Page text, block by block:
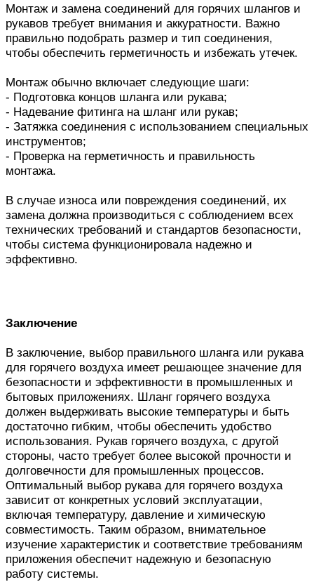
Монтаж и замена соединений для горячих шлангов и
рукавов требует внимания и аккуратности. Важно
правильно подобрать размер и тип соединения,
чтобы обеспечить герметичность и избежать утечек.
Монтаж обычно включает следующие шаги:
- Подготовка концов шланга или рукава;
- Надевание фитинга на шланг или рукав;
- Затяжка соединения с использованием специальных
инструментов;
- Проверка на герметичность и правильность
монтажа.
В случае износа или повреждения соединений, их
замена должна производиться с соблюдением всех
технических требований и стандартов безопасности,
чтобы система функционировала надежно и
эффективно.
Заключение
В заключение, выбор правильного шланга или рукава
для горячего воздуха имеет решающее значение для
безопасности и эффективности в промышленных и
бытовых приложениях. Шланг горячего воздуха
должен выдерживать высокие температуры и быть
достаточно гибким, чтобы обеспечить удобство
использования. Рукав горячего воздуха, с другой
стороны, часто требует более высокой прочности и
долговечности для промышленных процессов.
Оптимальный выбор рукава для горячего воздуха
зависит от конкретных условий эксплуатации,
включая температуру, давление и химическую
совместимость. Таким образом, внимательное
изучение характеристик и соответствие требованиям
приложения обеспечит надежную и безопасную
работу системы.